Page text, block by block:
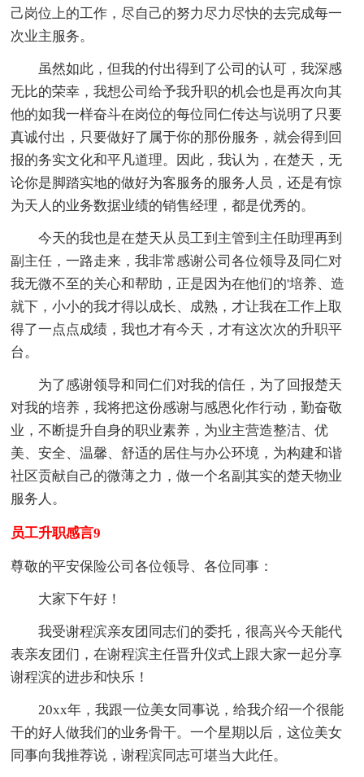
己岗位上的工作，尽自己的努力尽力尽快的去完成每一
次业主服务。
虽然如此，但我的付出得到了公司的认可，我深感
无比的荣幸，我想公司给予我升职的机会也是再次向其
他的如我一样奋斗在岗位的每位同仁传达与说明了只要
真诚付出，只要做好了属于你的那份服务，就会得到回
报的务实文化和平凡道理。因此，我认为，在楚天，无
论你是脚踏实地的做好为客服务的服务人员，还是有惊
为天人的业务数据业绩的销售经理，都是优秀的。
今天的我也是在楚天从员工到主管到主任助理再到
副主任，一路走来，我非常感谢公司各位领导及同仁对
我无微不至的关心和帮助，正是因为在他们的'培养、造
就下，小小的我才得以成长、成熟，才让我在工作上取
得了一点点成绩，我也才有今天，才有这次次的升职平
台。
为了感谢领导和同仁们对我的信任，为了回报楚天
对我的培养，我将把这份感谢与感恩化作行动，勤奋敬
业，不断提升自身的职业素养，为业主营造整洁、优
美、安全、温馨、舒适的居住与办公环境，为构建和谐
社区贡献自己的微薄之力，做一个名副其实的楚天物业
服务人。
员工升职感言9
尊敬的平安保险公司各位领导、各位同事：
大家下午好！
我受谢程滨亲友团同志们的委托，很高兴今天能代
表亲友团们，在谢程滨主任晋升仪式上跟大家一起分享
谢程滨的进步和快乐！
20xx年，我跟一位美女同事说，给我介绍一个很能
干的好人做我们的业务骨干。一个星期以后，这位美女
同事向我推荐说，谢程滨同志可堪当大此任。